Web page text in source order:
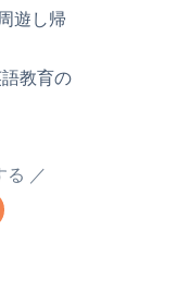
遊し帰
教育の
る